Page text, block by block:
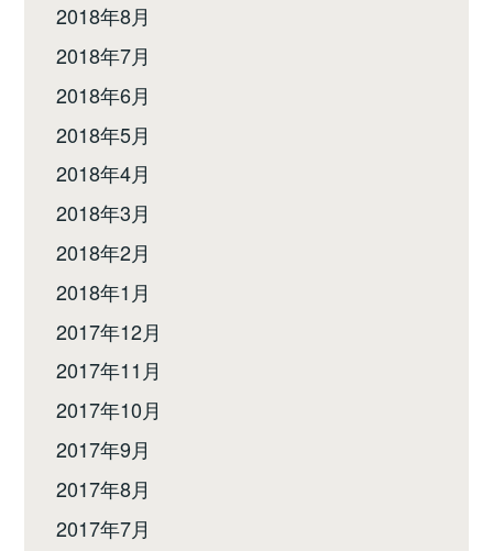
2018年8月
2018年7月
2018年6月
2018年5月
2018年4月
2018年3月
2018年2月
2018年1月
2017年12月
2017年11月
2017年10月
2017年9月
2017年8月
2017年7月